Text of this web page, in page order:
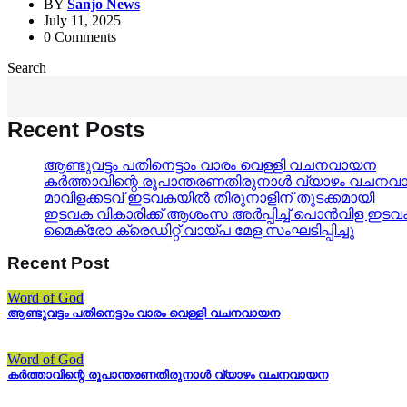
BY Sanjo News
July 11, 2025
0 Comments
Search
Recent Posts
ആണ്ടുവട്ടം പതിനെട്ടാം വാരം വെള്ളി വചനവായന
കർത്താവിന്റെ രൂപാന്തരണതിരുനാൾ വ്യാഴം
മാവിളക്കടവ് ഇടവകയിൽ തിരുനാളിന് തുടക്കമായി
ഇടവക വികാരിക്ക് ആശംസ അർപ്പിച്ച് പൊൻവിള
മൈക്രോ ക്രെഡിറ്റ് വായ്പ മേള സംഘടിപ്പിച്ചു
Recent Post
Word of God
ആണ്ടുവട്ടം പതിനെട്ടാം വാരം വെള്ളി വചനവായന
Word of God
കർത്താവിന്റെ രൂപാന്തരണതിരുനാൾ വ്യാഴം വചനവായന